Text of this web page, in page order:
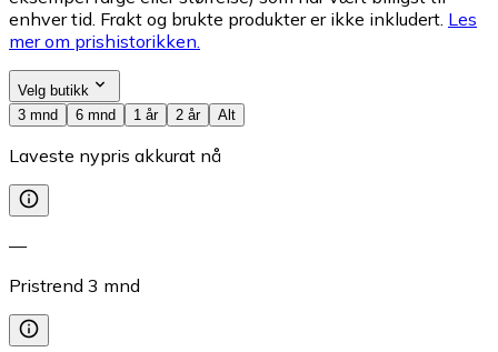
enhver tid. Frakt og brukte produkter er ikke inkludert. Les
mer om prishistorikken.
Velg butikk
3 mnd
6 mnd 1 år 2 år Alt
Laveste nypris akkurat nå
—
Pristrend 3 mnd